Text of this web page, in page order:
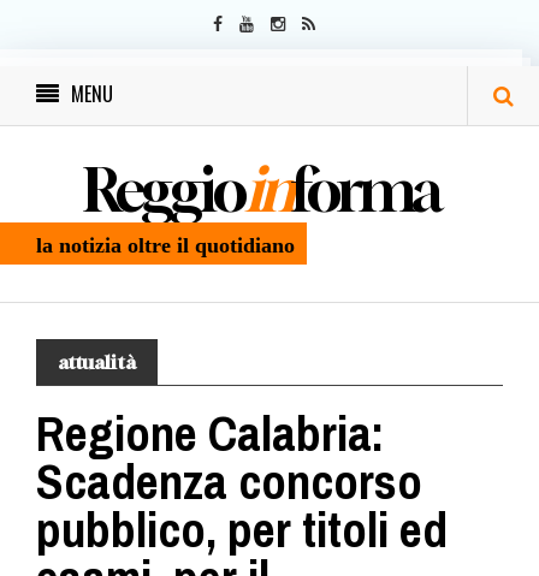
MENU
Reggioinforma
la notizia oltre il quotidiano
attualità
Regione Calabria:
Scadenza concorso
pubblico, per titoli ed